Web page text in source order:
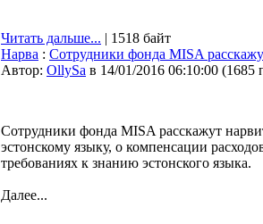
Читать дальше... | 1518 байт
Нарва : Сотрудники фонда MISA
Автор: OllySa в 14/01/2016 06:10:00 (1685
Сотрудники фонда MISA расскажут
эстонскому языку, о компенсации
требованиях к знанию эстонского языка.
Далее...